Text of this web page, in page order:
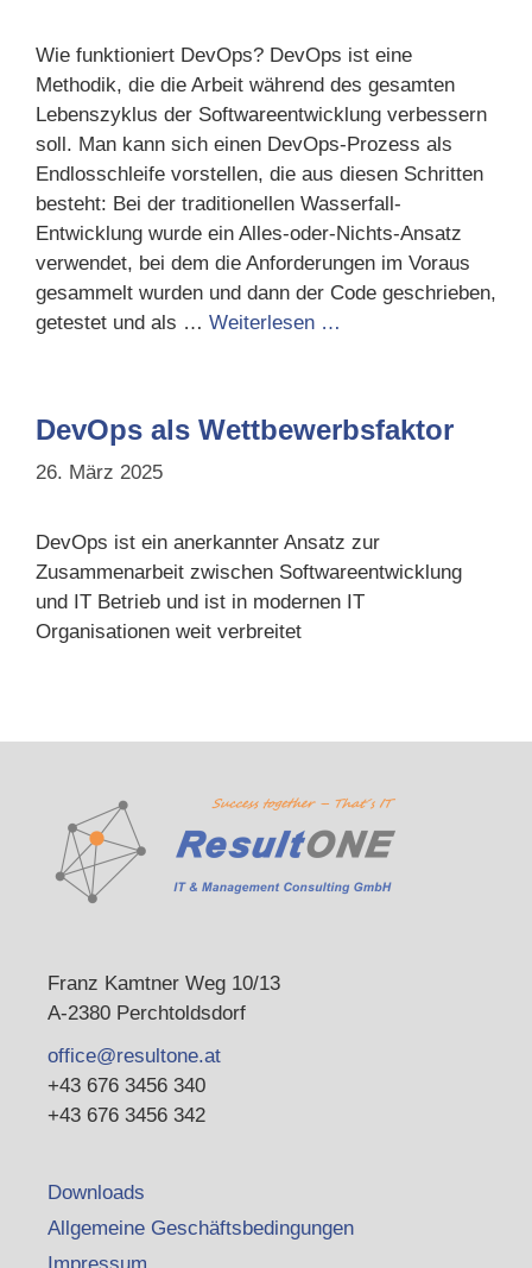
Wie funktioniert DevOps? DevOps ist eine
Methodik, die die Arbeit während des gesamten
Lebenszyklus der Softwareentwicklung verbessern
soll. Man kann sich einen DevOps-Prozess als
Endlosschleife vorstellen, die aus diesen Schritten
besteht: Bei der traditionellen Wasserfall-
Entwicklung wurde ein Alles-oder-Nichts-Ansatz
verwendet, bei dem die Anforderungen im Voraus
gesammelt wurden und dann der Code geschrieben,
getestet und als … Weiterlesen …
DevOps als Wettbewerbsfaktor
26. März 2025
DevOps ist ein anerkannter Ansatz zur
Zusammenarbeit zwischen Softwareentwicklung
und IT Betrieb und ist in modernen IT
Organisationen weit verbreitet
Franz Kamtner Weg 10/13
A-2380 Perchtoldsdorf
office@resultone.at
+43 676 3456 340
+43 676 3456 342
Downloads
Allgemeine Geschäftsbedingungen